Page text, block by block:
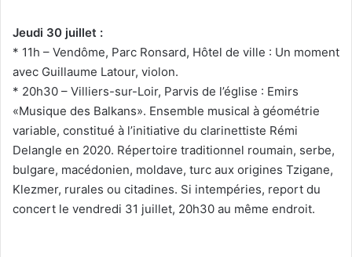
Jeudi 30 juillet :
* 11h – Vendôme, Parc Ronsard, Hôtel de ville : Un moment
avec Guillaume Latour, violon.
* 20h30 – Villiers-sur-Loir, Parvis de l’église : Emirs
«Musique des Balkans». Ensemble musical à géométrie
variable, constitué à l’initiative du clarinettiste Rémi
Delangle en 2020. Répertoire traditionnel roumain, serbe,
bulgare, macédonien, moldave, turc aux origines Tzigane,
Klezmer, rurales ou citadines. Si intempéries, report du
concert le vendredi 31 juillet, 20h30 au même endroit.